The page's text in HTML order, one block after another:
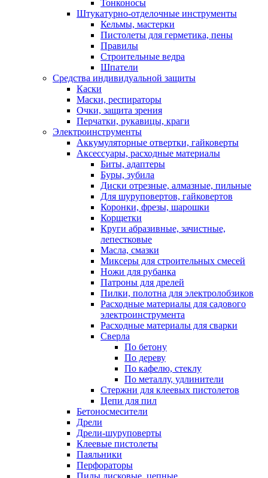
Тонконосы
Штукатурно-отделочные инструменты
Кельмы, мастерки
Пистолеты для герметика, пены
Правилы
Строительные ведра
Шпатели
Средства индивидуальной защиты
Каски
Маски, респираторы
Очки, защита зрения
Перчатки, рукавицы, краги
Электроинструменты
Аккумуляторные отвертки, гайковерты
Аксессуары, расходные материалы
Биты, адаптеры
Буры, зубила
Диски отрезные, алмазные, пильные
Для шуруповертов, гайковертов
Коронки, фрезы, шарошки
Корщетки
Круги абразивные, зачистные,
лепестковые
Масла, смазки
Миксеры для строительных смесей
Ножи для рубанка
Патроны для дрелей
Пилки, полотна для электролобзиков
Расходные материалы для садового
электроинструмента
Расходные материалы для сварки
Сверла
По бетону
По дереву
По кафелю, стеклу
По металлу, удлинители
Стержни для клеевых пистолетов
Цепи для пил
Бетоносмесители
Дрели
Дрели-шуруповерты
Клеевые пистолеты
Паяльники
Перфораторы
Пилы дисковые, цепные